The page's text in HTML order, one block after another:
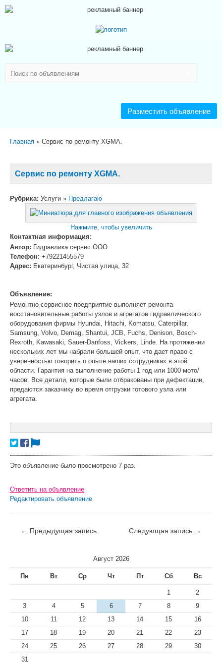
Разместить объявление
Главная Сервис по ремонту XGMA.
Сервис по ремонту XGMA.
Рубрика: Услуги » Предлагаю
Нажмите, чтобы увеличить
Контактная информация:
Автор: Гидравлика сервис ООО
Телефон: +79221455579
Адрес: Екатеринбург, Чистая улица, 32
Объявление:
Ремонтно-сервисное предприятие выполняет ремонта
восстановительные работы узлов и агрегатов гидравлического
оборудования фирмы Hyundai, Hitachi, Komatsu, Caterpillar,
Samsung, Volvo, Demag, Shantui, JCB, Fuchs, Denison, Bosch-
Rexroth, Kawasaki, Sauer-Danfoss, Vickers, Linde. На протяжении
нескольких лет мы набрали большей опыт, что дает право с
уверенностью говорить о опыте наших сотрудниках в этой
области. Гарантия на выполнение работы 1 год или 1000 мото/
часов. Все детали, которые были отбракованы при дефектации,
предаются заказчику во время отгрузки готового узла или
агрегата.
Это объявление было просмотрено 7 раз.
Ответить на объявление
Редактировать объявление
← Предыдущая запись Следующая запись →
Август 2026
Пн Вт Ср Чт Пт Сб Вс
1
2
3
4 5 6 7 8
9
10
11 12 13 14 15
16
17
18 19 20 21 22
23
24
25 26 27 28 29
30
31